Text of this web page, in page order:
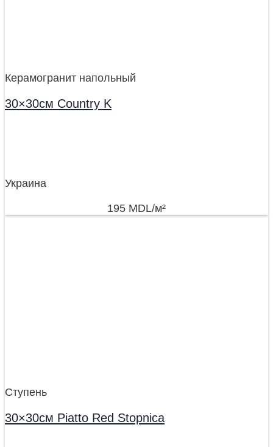
Керамогранит напольный
30×30см Country K
Украина
195 MDL/м²
Ступень
30×30см Piatto Red Stopnica